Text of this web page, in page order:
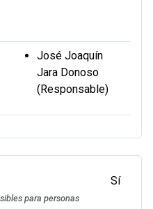
José Joaquín
Jara Donoso
(Responsable)
para personas
Sí